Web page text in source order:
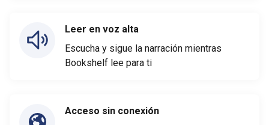
Leer en voz alta
Escucha y sigue la narración mientras
Bookshelf lee para ti
Acceso sin conexión